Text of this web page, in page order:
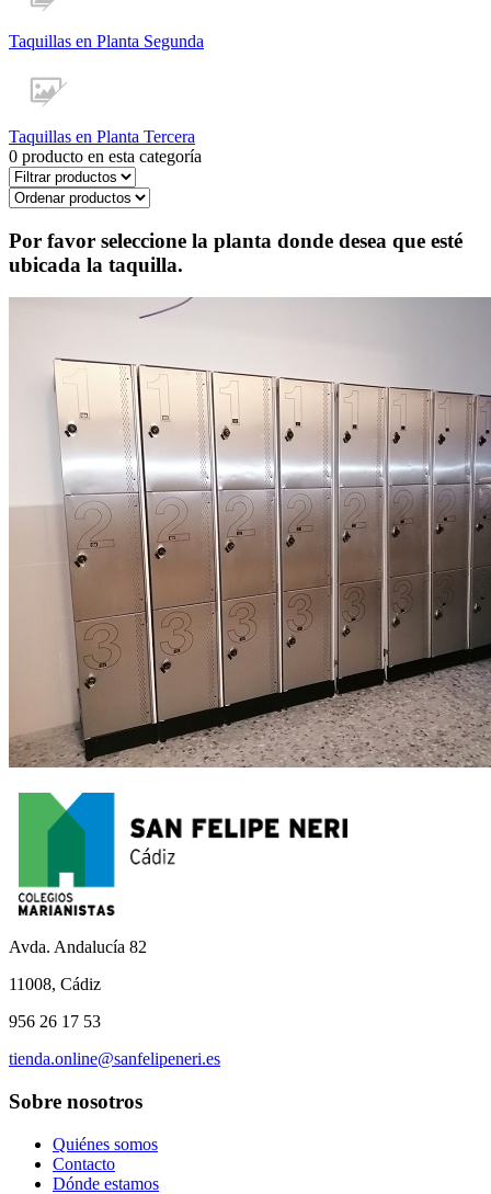
Taquillas en Planta Segunda
Taquillas en Planta Tercera
0 producto en esta categoría
Por favor seleccione la planta donde desea que esté
ubicada la taquilla.
Avda. Andalucía 82
11008, Cádiz
956 26 17 53
tienda.online@sanfelipeneri.es
Sobre nosotros
Quiénes somos
Contacto
Dónde estamos